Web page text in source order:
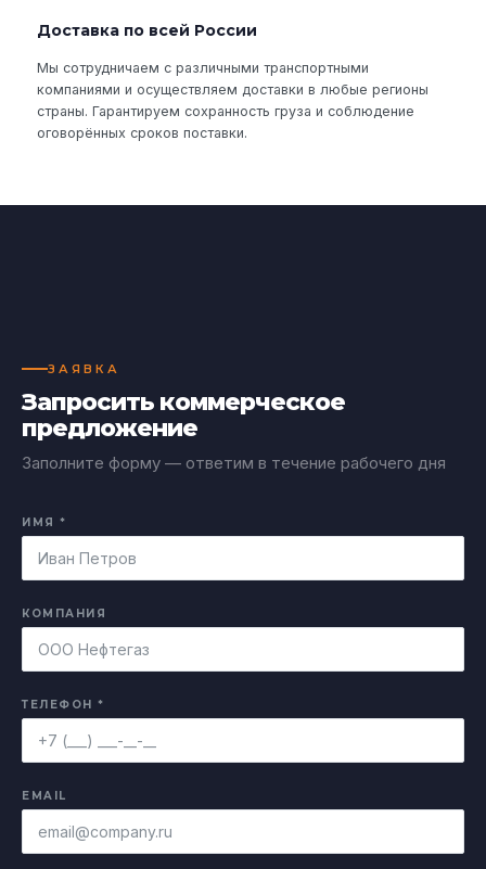
Доставка по всей России
Мы сотрудничаем с различными транспортными
компаниями и осуществляем доставки в любые регионы
страны. Гарантируем сохранность груза и соблюдение
оговорённых сроков поставки.
ЗАЯВКА
Запросить коммерческое
предложение
Заполните форму — ответим в течение рабочего дня
ИМЯ *
КОМПАНИЯ
ТЕЛЕФОН *
EMAIL